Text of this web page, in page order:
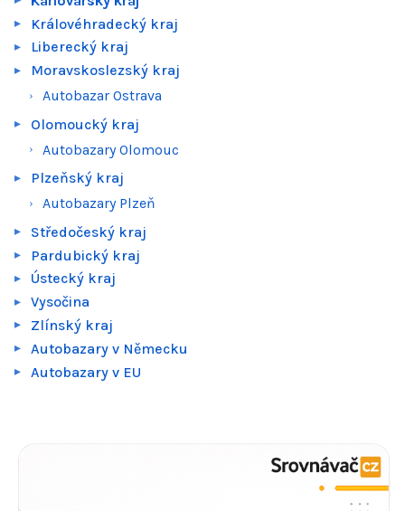
Královéhradecký kraj
Liberecký kraj
Moravskoslezský kraj
Autobazar Ostrava
Olomoucký kraj
Autobazary Olomouc
Plzeňský kraj
Autobazary Plzeň
Středočeský kraj
Pardubický kraj
Ústecký kraj
Vysočina
Zlínský kraj
Autobazary v Německu
Autobazary v EU